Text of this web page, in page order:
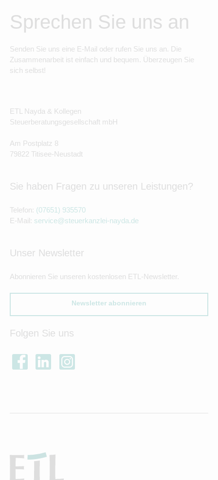
Sprechen Sie uns an
Senden Sie uns eine E-Mail oder rufen Sie uns an. Die
Zusammenarbeit ist einfach und bequem. Überzeugen Sie
sich selbst!
ETL Nayda & Kollegen
Steuerberatungsgesellschaft mbH
Am Postplatz 8
79822 Titisee-Neustadt
Sie haben Fragen zu unseren Leistungen?
Telefon: (07651) 935570
E-Mail: service@steuerkanzlei-nayda.de
Unser Newsletter
Abonnieren Sie unseren kostenlosen ETL-Newsletter.
Newsletter abonnieren
Folgen Sie uns